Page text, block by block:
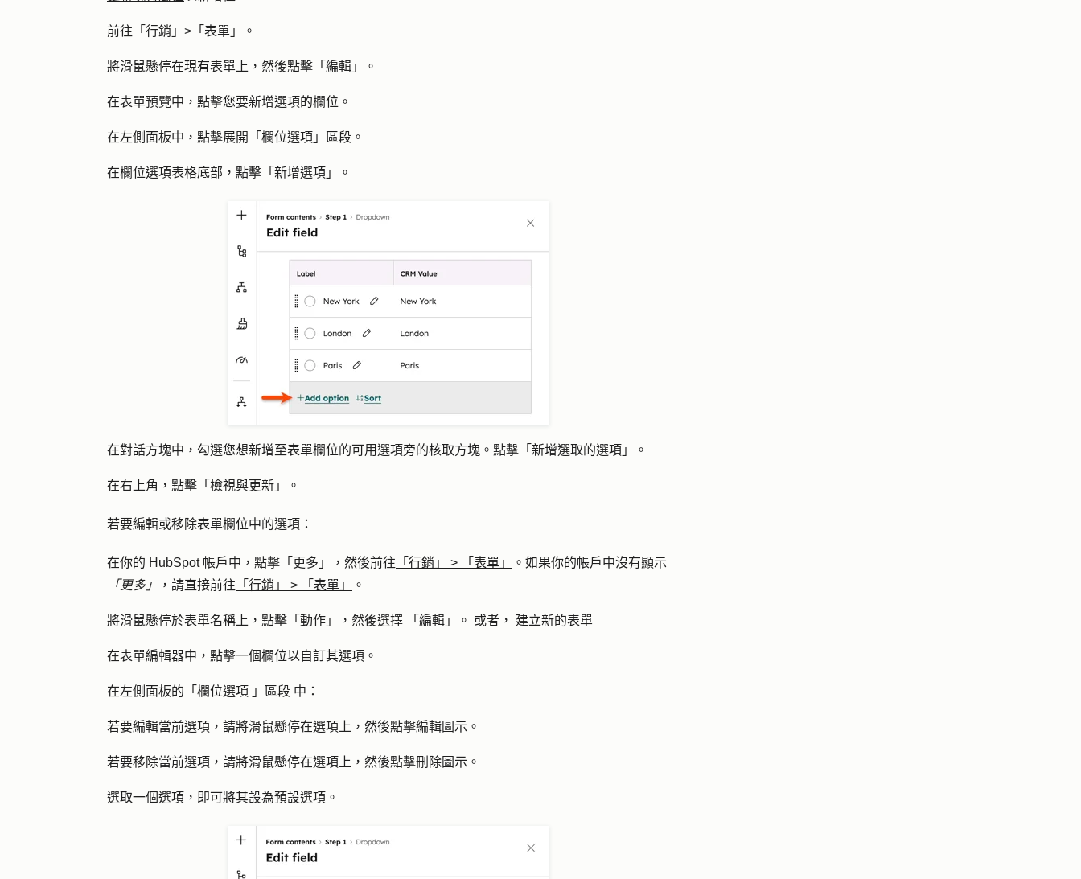
前往「行銷」>「表單」。
將滑鼠懸停在現有表單上，然後點擊「編輯」 。
在表單預覽中，點擊您要新增選項的欄位。
在左側面板中，點擊展開「欄位選項」區段。
在欄位選項表格底部，點擊「新增選項」。
在對話方塊中，勾選您想新增至表單欄位的可用選項旁的核取方塊。點擊「新增選取的選項」。
在右上角，點擊「檢視與更新」。
若要編輯或移除表單欄位中的選項：
在你的 HubSpot 帳戶中，點擊 「更多」 ，然後前往 「行銷」 > 「表單」
。如果你的帳戶中沒有顯示
「更多」
，請直接前往 「行銷」 > 「表單」 。
將滑鼠懸停於表單名稱上，點擊「動作 」，然後選擇 「編輯」 。 或者， 建立新的表單
在表單編輯器中，點擊一個欄位以自訂其選項。
在左側面板的「欄位選項 」區段 中：
若要編輯當前選項，請將滑鼠懸停在選項上，然後點擊編輯圖示。
若要移除當前選項，請將滑鼠懸停在選項上，然後點擊刪除圖示。
選取一個選項，即可將其設為預設選項。